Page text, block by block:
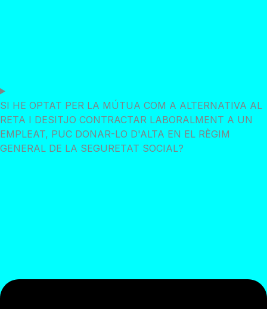
SI HE OPTAT PER LA MÚTUA COM A ALTERNATIVA AL
RETA I DESITJO CONTRACTAR LABORALMENT A UN
EMPLEAT, PUC DONAR-LO D'ALTA EN EL RÈGIM
GENERAL DE LA SEGURETAT SOCIAL?